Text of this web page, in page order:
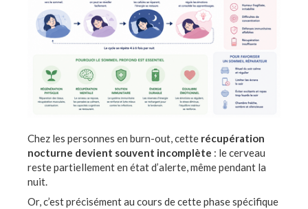
Chez les personnes en burn-out, cette récupération
nocturne devient souvent incomplète : le cerveau
reste partiellement en état d’alerte, même pendant la
nuit.
Or, c’est précisément au cours de cette phase spécifique